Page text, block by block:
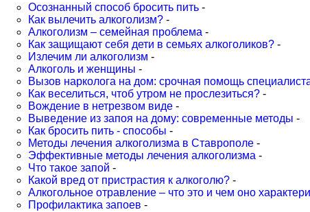
Осознанный способ бросить пить -
Как вылечить алкоголизм? -
Алкоголизм – семейная проблема -
Как защищают себя дети в семьях алкоголиков? -
Излечим ли алкоголизм -
Алкоголь и женщины -
Вызов нарколога на дом: срочная помощь
Как веселиться, чтоб утром не прослезиться? -
Вождение в нетрезвом виде -
Выведение из запоя на дому: современные методы -
Как бросить пить - способы -
Методы лечения алкоголизма в Ставрополе -
Эффективные методы лечения алкоголизма -
Что такое запой -
Какой вред от пристрастия к алкоголю? -
Алкогольное отравление – что это и чем оно
Профилактика запоев -